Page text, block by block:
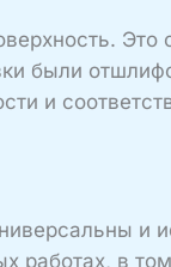
Это
были
и
и
работах, в